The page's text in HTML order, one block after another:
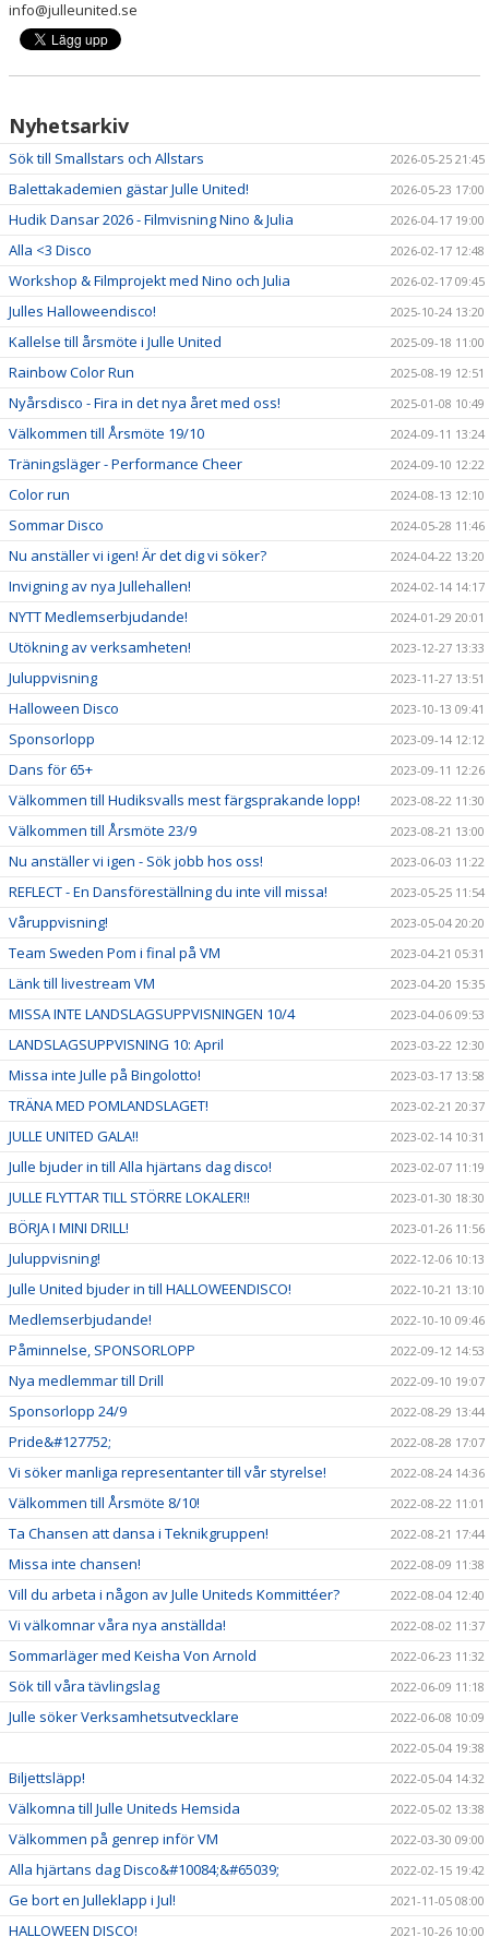
info@julleunited.se
Nyhetsarkiv
Sök till Smallstars och Allstars 2026-05-25 21:45
Balettakademien gästar Julle United! 2026-05-23 17:00
Hudik Dansar 2026 - Filmvisning Nino & Julia 2026-04-17 19:00
Alla <3 Disco 2026-02-17 12:48
Workshop & Filmprojekt med Nino och Julia 2026-02-17 09:45
Julles Halloweendisco! 2025-10-24 13:20
Kallelse till årsmöte i Julle United 2025-09-18 11:00
Rainbow Color Run 2025-08-19 12:51
Nyårsdisco - Fira in det nya året med oss! 2025-01-08 10:49
Välkommen till Årsmöte 19/10 2024-09-11 13:24
Träningsläger - Performance Cheer 2024-09-10 12:22
Color run 2024-08-13 12:10
Sommar Disco 2024-05-28 11:46
Nu anställer vi igen! Är det dig vi söker? 2024-04-22 13:20
Invigning av nya Jullehallen! 2024-02-14 14:17
NYTT Medlemserbjudande! 2024-01-29 20:01
Utökning av verksamheten! 2023-12-27 13:33
Juluppvisning 2023-11-27 13:51
Halloween Disco 2023-10-13 09:41
Sponsorlopp 2023-09-14 12:12
Dans för 65+ 2023-09-11 12:26
Välkommen till Hudiksvalls mest färgsprakande lopp! 2023-08-22 11:30
Välkommen till Årsmöte 23/9 2023-08-21 13:00
Nu anställer vi igen - Sök jobb hos oss! 2023-06-03 11:22
REFLECT - En Dansföreställning du inte vill missa! 2023-05-25 11:54
Våruppvisning! 2023-05-04 20:20
Team Sweden Pom i final på VM 2023-04-21 05:31
Länk till livestream VM 2023-04-20 15:35
MISSA INTE LANDSLAGSUPPVISNINGEN 10/4 2023-04-06 09:53
LANDSLAGSUPPVISNING 10: April 2023-03-22 12:30
Missa inte Julle på Bingolotto! 2023-03-17 13:58
TRÄNA MED POMLANDSLAGET! 2023-02-21 20:37
JULLE UNITED GALA!! 2023-02-14 10:31
Julle bjuder in till Alla hjärtans dag disco! 2023-02-07 11:19
JULLE FLYTTAR TILL STÖRRE LOKALER!! 2023-01-30 18:30
BÖRJA I MINI DRILL! 2023-01-26 11:56
Juluppvisning! 2022-12-06 10:13
Julle United bjuder in till HALLOWEENDISCO! 2022-10-21 13:10
Medlemserbjudande! 2022-10-10 09:46
Påminnelse, SPONSORLOPP 2022-09-12 14:53
Nya medlemmar till Drill 2022-09-10 19:07
Sponsorlopp 24/9 2022-08-29 13:44
Pride&#127752; 2022-08-28 17:07
Vi söker manliga representanter till vår styrelse! 2022-08-24 14:36
Välkommen till Årsmöte 8/10! 2022-08-22 11:01
Ta Chansen att dansa i Teknikgruppen! 2022-08-21 17:44
Missa inte chansen! 2022-08-09 11:38
Vill du arbeta i någon av Julle Uniteds Kommittéer? 2022-08-04 12:40
Vi välkomnar våra nya anställda! 2022-08-02 11:37
Sommarläger med Keisha Von Arnold 2022-06-23 11:32
Sök till våra tävlingslag 2022-06-09 11:18
Julle söker Verksamhetsutvecklare
2022-06-08 10:09
2022-05-04 19:38
Biljettsläpp! 2022-05-04 14:32
Välkomna till Julle Uniteds Hemsida 2022-05-02 13:38
Välkommen på genrep inför VM 2022-03-30 09:00
Alla hjärtans dag Disco&#10084;&#65039; 2022-02-15 19:42
Ge bort en Julleklapp i Jul! 2021-11-05 08:00
HALLOWEEN DISCO! 2021-10-26 10:00